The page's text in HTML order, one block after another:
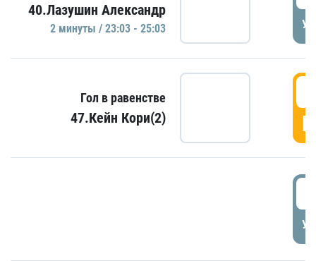
40.Лазушин Александр
2 минуты / 23:03 - 25:03
Гол в равенстве
47.Кейн Кори(2)